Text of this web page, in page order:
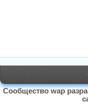
Сообщество wap